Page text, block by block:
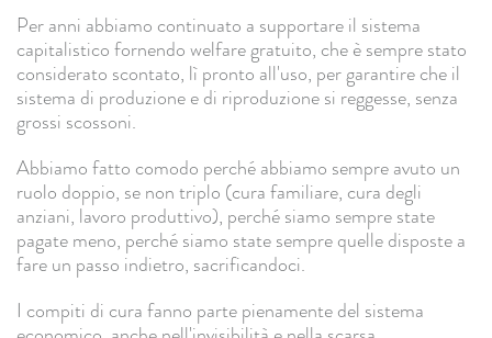
Per anni abbiamo continuato a supportare il sistema
capitalistico fornendo welfare gratuito, che è sempre stato
considerato scontato, lì pronto all'uso, per garantire che il
sistema di produzione e di riproduzione si reggesse, senza
grossi scossoni.
Abbiamo fatto comodo perché abbiamo sempre avuto un
ruolo doppio, se non triplo (cura familiare, cura degli
anziani, lavoro produttivo), perché siamo sempre state
pagate meno, perché siamo state sempre quelle disposte a
fare un passo indietro, sacrificandoci.
I compiti di cura fanno parte pienamente del sistema